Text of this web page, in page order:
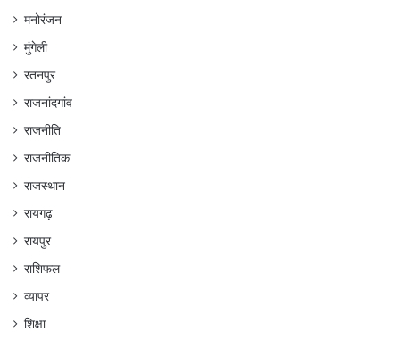
मनोरंजन
मुंगेली
रतनपुर
राजनांदगांव
राजनीति
राजनीतिक
राजस्थान
रायगढ़
रायपुर
राशिफल
व्यापर
शिक्षा